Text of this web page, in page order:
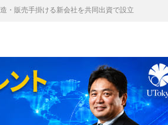
・販売手掛ける新会社を共同出資で設立